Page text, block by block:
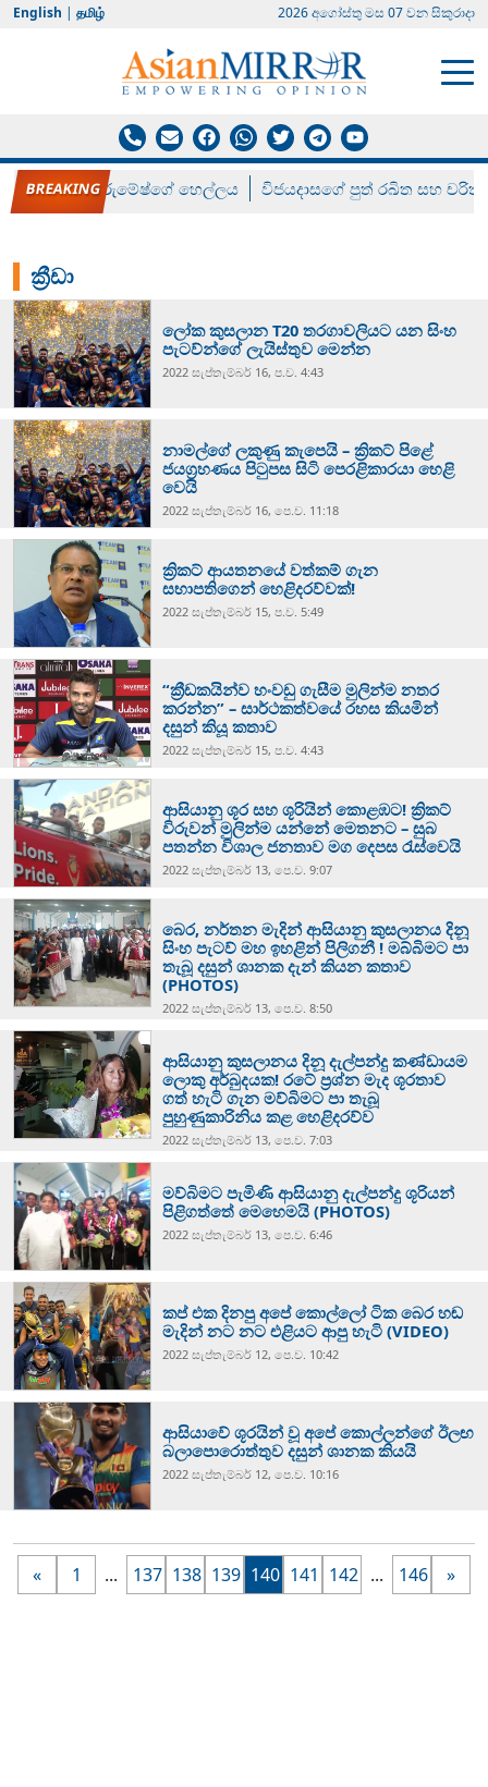
English | தமிழ் 2026 අගෝස්‍තු මස 07 වන සිකුරාදා
රන් ගෙනා රුමේෂ්ගේ හෙල්ලය විජයදාසගේ පුත් රඛිත සහ චරිත්
ක්‍රීඩා
ලෝක කුසලාන T20 තරගාවලියට යන සිංහ
පැටව්න්ගේ ලැයිස්තුව මෙන්න
2022 සැප්‍තැම්‍බර් 16, ප.ව. 4:43
නාමල්ගේ ලකුණු කැපෙයි – ක්‍රිකට් පිළේ
ජයග්‍රහණය පිටුපස සිටි පෙරළිකාරයා හෙළි
වෙයි
2022 සැප්‍තැම්‍බර් 16, පෙ.ව. 11:18
ක්‍රිකට් ආයතනයේ වත්කම් ගැන
සභාපතිගෙන් හෙළිදරව්වක්!
2022 සැප්‍තැම්‍බර් 15, ප.ව. 5:49
“ක්‍රීඩකයින්ව හංවඩු ගැසීම මුලින්ම නතර
කරන්න” – සාර්ථකත්වයේ රහස කියමින්
දසුන් කියූ කතාව
2022 සැප්‍තැම්‍බර් 15, ප.ව. 4:43
ආසියානු ශූර සහ ශූරියින් කොළඹට! ක්‍රිකට්
විරුවන් මුලින්ම යන්නේ මෙතනට – සුබ
පතන්න විශාල ජනතාව මග දෙපස රැස්වෙයි
2022 සැප්‍තැම්‍බර් 13, පෙ.ව. 9:07
බෙර, නර්තන මැදින් ආසියානු කුසලානය දිනූ
සිංහ පැටව් මහ ඉහළින් පිලිගනී ! මබ්බිමට පා
තැබූ දසුන් ශානක දැන් කියන කතාව
(PHOTOS)
2022 සැප්‍තැම්‍බර් 13, පෙ.ව. 8:50
ආසියානු කුසලානය දිනූ දැල්පන්දු කණ්ඩායම
ලොකු අර්බුදයක! රටේ ප්‍රශ්න මැද ශූරතාව
ගත් හැටි ගැන මව්බිමට පා තැබූ
පුහුණුකාරිනිය කළ හෙළිදරව්ව
2022 සැප්‍තැම්‍බර් 13, පෙ.ව. 7:03
මව්බිමට පැමිණි ආසියානු දැල්පන්දු ශූරියන්
පිළිගත්තේ මෙහෙමයි (PHOTOS)
2022 සැප්‍තැම්‍බර් 13, පෙ.ව. 6:46
කප් එක දිනපු අපේ කොල්ලෝ ටික බෙර හඬ
මැදින් නට නට එළියට ආපු හැටි (VIDEO)
2022 සැප්‍තැම්‍බර් 12, පෙ.ව. 10:42
ආසියාවේ ශූරයින් වූ අපේ කොල්ලන්ගේ ඊලඟ
බලාපොරොත්තුව දසුන් ශානක කියයි
2022 සැප්‍තැම්‍බර් 12, පෙ.ව. 10:16
« 1 ... 137 138 139 140 141 142 ... 146 »